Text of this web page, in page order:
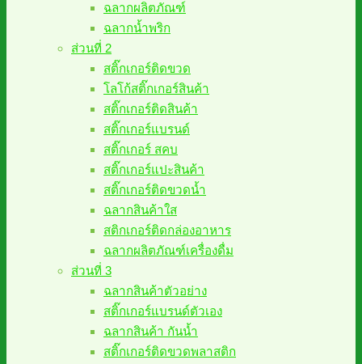
ฉลากผลิตภัณฑ์
ฉลากน้ำพริก
ส่วนที่ 2
สติ๊กเกอร์ติดขวด
โลโก้สติ๊กเกอร์สินค้า
สติ๊กเกอร์ติดสินค้า
สติ๊กเกอร์แบรนด์
สติ๊กเกอร์ สคบ
สติ๊กเกอร์แปะสินค้า
สติ๊กเกอร์ติดขวดน้ำ
ฉลากสินค้าใส
สติกเกอร์ติดกล่องอาหาร
ฉลากผลิตภัณฑ์เครื่องดื่ม
ส่วนที่ 3
ฉลากสินค้าตัวอย่าง
สติ๊กเกอร์แบรนด์ตัวเอง
ฉลากสินค้า กันน้ำ
สติ๊กเกอร์ติดขวดพลาสติก